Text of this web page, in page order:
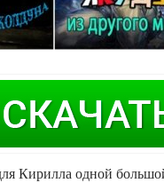
Кирилла одной